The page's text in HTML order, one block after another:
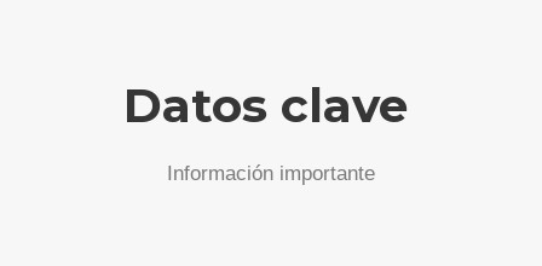
Datos clave
Información importante